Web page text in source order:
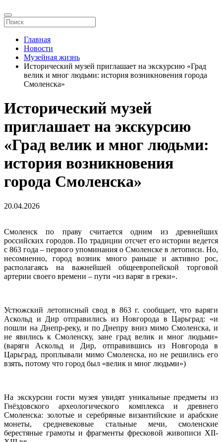
Главная
Новости
Музейная жизнь
Исторический музей приглашает на экскурсию «Град
велик и мног людьми: история возникновения города
Смоленска»
Исторический музей
приглашает на экскурсию
«Град велик и мног людьми:
история возникновения
города Смоленска»
20.04.2026
Смоленск по праву считается одним из древнейших
российских городов. По традиции отсчет его истории ведется
с 863 года – первого упоминания о Смоленске в летописи. Но,
несомненно, город возник много раньше и активно рос,
располагаясь на важнейшей общеевропейской торговой
артерии своего времени – пути «из варяг в греки».
Устюжский летописный свод в 863 г. сообщает, что варяги
Аскольд и Дир отправились из Новгорода в Царьград: «и
пошли на Днепр-реку, и по Днепру вниз мимо Смоленска, и
не явились к Смоленску, зане град велик и мног людьми»
(варяги Аскольд и Дир, отправившись из Новгорода в
Царьград, проплывали мимо Смоленска, но не решились его
взять, потому что город был «велик и мног людьми»)
На экскурсии гости музея увидят уникальные предметы из
Гнёздовского археологического комплекса и древнего
Смоленска: золотые и серебряные византийские и арабские
монеты, средневековые стальные мечи, смоленские
берестяные грамоты и фрагменты фресковой живописи XII-